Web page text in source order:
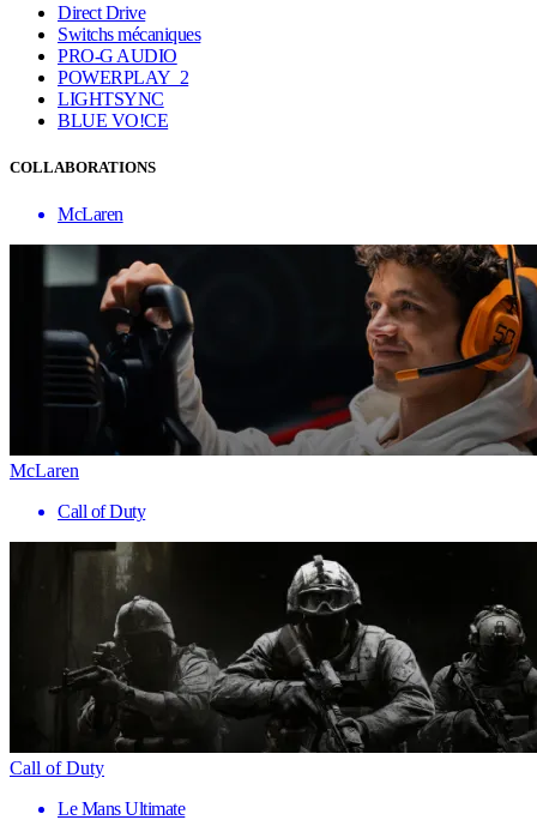
Direct Drive
Switchs mécaniques
PRO-G AUDIO
POWERPLAY 2
LIGHTSYNC
BLUE VO!CE
COLLABORATIONS
McLaren
McLaren
Call of Duty
Call of Duty
Le Mans Ultimate